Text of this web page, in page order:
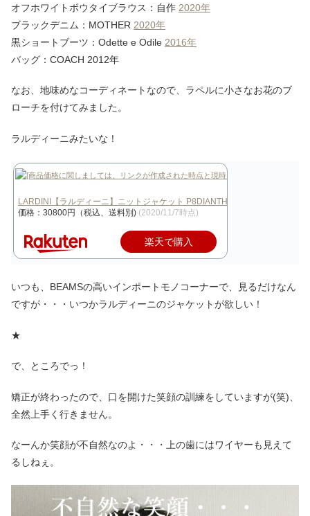
オフホワイトボウタイブラウス：自作 2020年
ブラックデニム：MOTHER 2020年
黒ショートブーツ：Odette e Odile 2016年
バッグ：COACH 2012年
なお、地味めなコーディネートなので、ラペルに小さなお花のブ
ローチを付けてみました。
ラルディーニみたいな！
LARDINI【ラルディーニ】ニットジャケット P8DIANTHA EE5001…
価格：30800円（税込、送料別) (2020/11/7時点)
楽天で購入
いつも、BEAMSの高いインポートモノコーナーで、見るだけなん
ですが・・・いつかラルディーニのジャケットが欲しい！
★
で、ところでっ！
矯正が終わったので、口を開けた笑顔の訓練をしていますが(笑)、
全然上手く行きません。
なーんか笑顔が不自然なのよ・・・上の歯にはワイヤーも見えて
るしねぇ。